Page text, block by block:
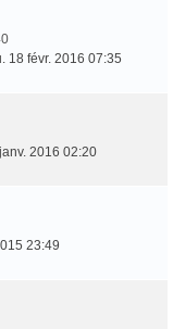
18 févr. 2016 07:35
2016 02:20
23:49